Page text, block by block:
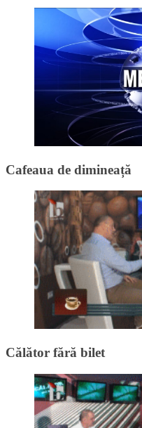
Cafeaua de dimineață
Călător fără bilet